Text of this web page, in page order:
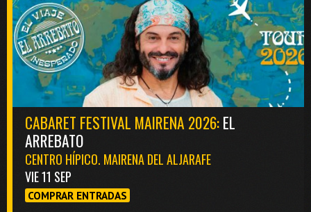
CABARET FESTIVAL MAIRENA 2026:EL
ARREBATO
CENTRO HÍPICO. MAIRENA DEL ALJARAFE
VIE 11 SEP
COMPRAR ENTRADAS